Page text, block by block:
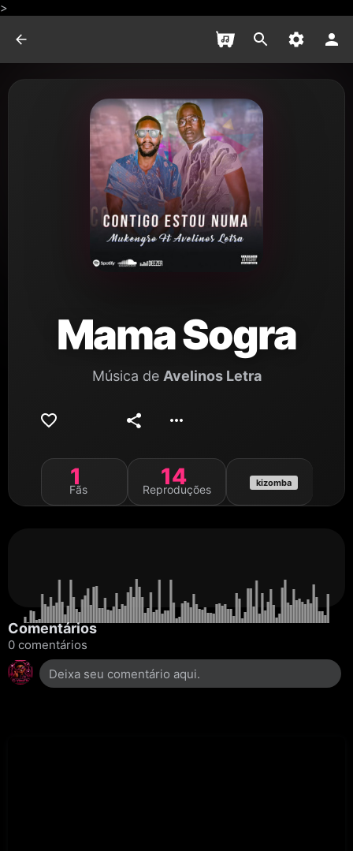
>
Mama Sogra
Música de Avelinos Letra
1
Fãs 14
Reproduções
kizomba
Comentários
0 comentários